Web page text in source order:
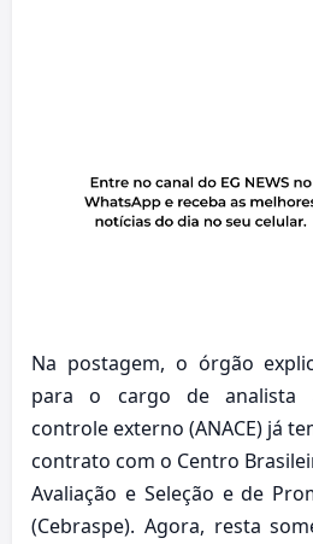
Na postagem, o órgão
para o cargo de analista
controle externo (ANACE) já
contrato com o Centro
Avaliação e Seleção e de
(Cebraspe). Agora, resta